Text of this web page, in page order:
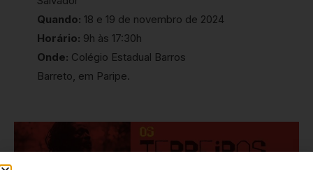
Quando: 18 e 19 de novembro de 2024
Horário: 9h às 17:30h
Onde: Colégio Estadual Barros
Barreto, em Paripe.